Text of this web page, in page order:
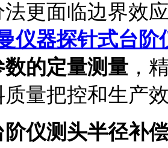
更面临边界效
仪器探针式台阶
数的定量测量 ，
质量把控和生产
阶仪测头半径补